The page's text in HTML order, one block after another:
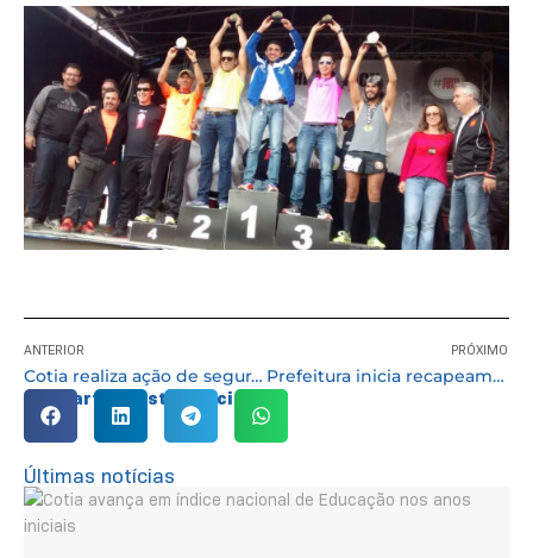
ANTERIOR
Cotia realiza ação de segurança no Dia Internacional do Pedestre
PRÓXIMO
Prefeitura inicia recapeamento da 10 de Janeiro e implanta desvio viário
Compartilhe esta notícia:
Últimas notícias